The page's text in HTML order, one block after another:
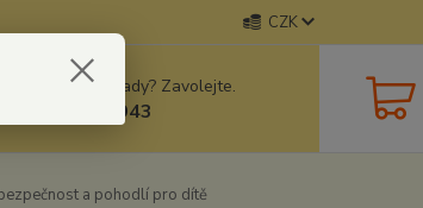
CZK
Nevíte si rady? Zavolejte.
604278943
a pohodlí pro dítě